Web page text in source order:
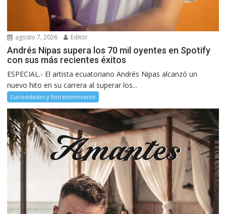
agosto 7, 2026 Editor
Andrés Nipas supera los 70 mil oyentes en Spotify
con sus más recientes éxitos
ESPECIAL.- El artista ecuatoriano Andrés Nipas alcanzó un
nuevo hito en su carrera al superar los...
Curiosidades y Entretenimiento